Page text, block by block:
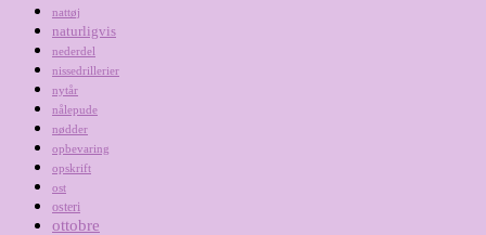
nattøj
naturligvis
nederdel
nissedrillerier
nytår
nålepude
nødder
opbevaring
opskrift
ost
osteri
ottobre